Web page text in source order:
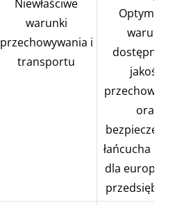
Niewłaściwe
warunki
przechowywania i
transportu
warunki
jakości
oraz
łańcucha
dla